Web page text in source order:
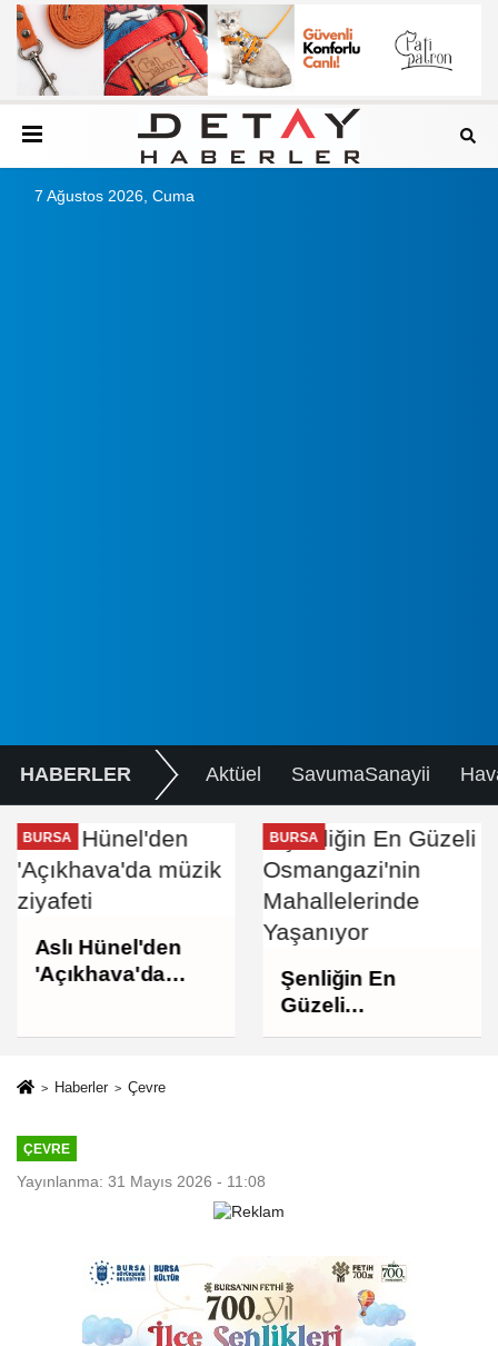
7 Ağustos 2026, Cuma
HABERLER Aktüel SavumaSanayii
BURSA
Aslı Hünel'den
'Açıkhava'da
BURSA
Şenliğin En
Güzeli
Osmangazi'nin
Haberler Çevre
ÇEVRE
Yayınlanma: 31 Mayıs 2026 - 11:08